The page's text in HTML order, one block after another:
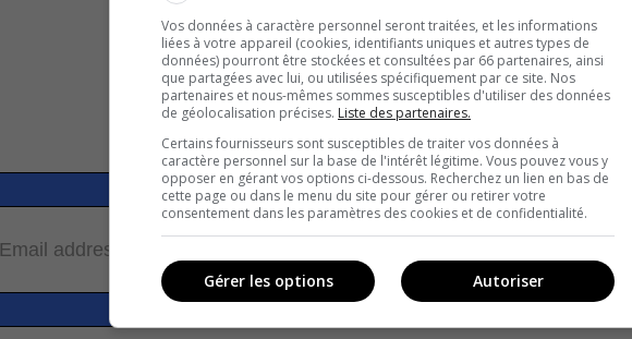
Email address
Vos données à caractère personnel seront traitées, et les informations
liées à votre appareil (cookies, identifiants uniques et autres types de
données) pourront être stockées et consultées par 66 partenaires, ainsi
que partagées avec lui, ou utilisées spécifiquement par ce site. Nos
partenaires et nous-mêmes sommes susceptibles d'utiliser des données
de géolocalisation précises. Liste des partenaires.
Certains fournisseurs sont susceptibles de traiter vos données à
caractère personnel sur la base de l'intérêt légitime. Vous pouvez vous y
opposer en gérant vos options ci-dessous. Recherchez un lien en bas de
cette page ou dans le menu du site pour gérer ou retirer votre
consentement dans les paramètres des cookies et de confidentialité.
Autoriser
Gérer les options